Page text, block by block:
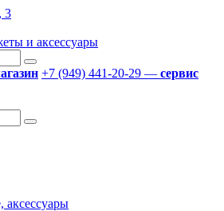
3
+7 (949) 441-20-29 — сервис